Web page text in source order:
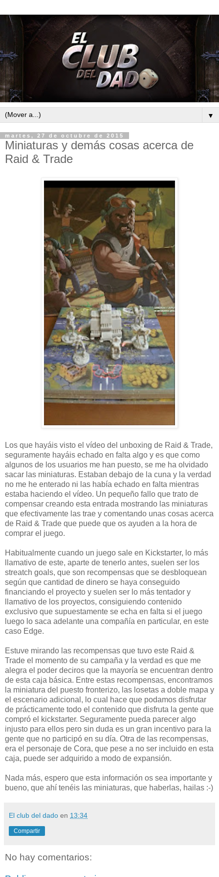
▼
martes, 27 de octubre de 2015
Miniaturas y demás cosas acerca de
Raid & Trade
Los que hayáis visto el vídeo del unboxing de Raid & Trade,
seguramente hayáis echado en falta algo y es que como
algunos de los usuarios me han puesto, se me ha olvidado
sacar las miniaturas. Estaban debajo de la cuna y la verdad
no me he enterado ni las había echado en falta mientras
estaba haciendo el vídeo. Un pequeño fallo que trato de
compensar creando esta entrada mostrando las miniaturas
que efectivamente las trae y comentando unas cosas acerca
de Raid & Trade que puede que os ayuden a la hora de
comprar el juego.
Habitualmente cuando un juego sale en Kickstarter, lo más
llamativo de este, aparte de tenerlo antes, suelen ser los
streatch goals, que son recompensas que se desbloquean
según que cantidad de dinero se haya conseguido
financiando el proyecto y suelen ser lo más tentador y
llamativo de los proyectos, consiguiendo contenido
exclusivo que supuestamente se echa en falta si el juego
luego lo saca adelante una compañía en particular, en este
caso Edge.
Estuve mirando las recompensas que tuvo este Raid &
Trade el momento de su campaña y la verdad es que me
alegra el poder deciros que la mayoría se encuentran dentro
de esta caja básica. Entre estas recompensas, encontramos
la miniatura del puesto fronterizo, las losetas a doble mapa y
el escenario adicional, lo cual hace que podamos disfrutar
de prácticamente todo el contenido que disfruta la gente que
compró el kickstarter. Seguramente pueda parecer algo
injusto para ellos pero sin duda es un gran incentivo para la
gente que no participó en su día. Otra de las recompensas,
era el personaje de Cora, que pese a no ser incluido en esta
caja, puede ser adquirido a modo de expansión.
Nada más, espero que esta información os sea importante y
bueno, que ahí tenéis las miniaturas, que haberlas, hailas :-)
El club del dado en 13:34
Compartir
No hay comentarios: